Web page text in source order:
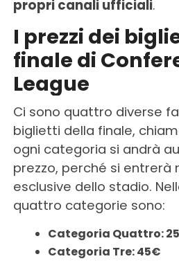
propri canali ufficiali.
I prezzi dei
finale di
League
Ci sono quattro diverse
biglietti della finale,
ogni categoria si andrà
prezzo, perché si entrerà
esclusive dello stadio.
quattro categorie sono:
Categoria Quattro:
Categoria Tre: 45€